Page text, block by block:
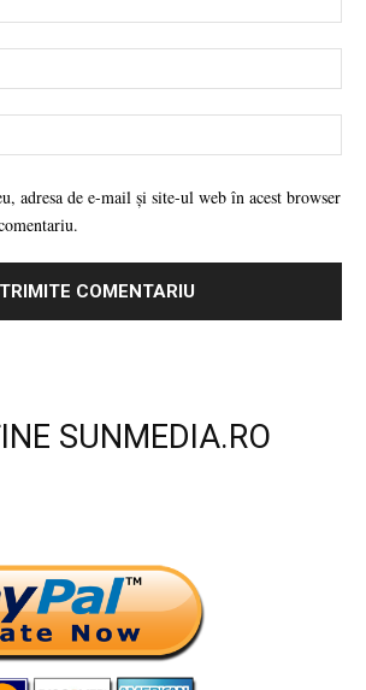
adresa de e-mail și site-ul web în acest browser
SUNMEDIA.RO